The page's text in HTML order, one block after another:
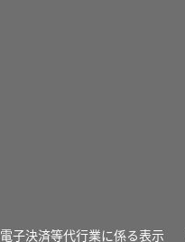
電子決済等代行業に係る表示